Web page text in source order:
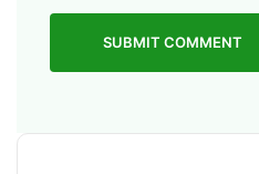
SUBMIT COMMENT